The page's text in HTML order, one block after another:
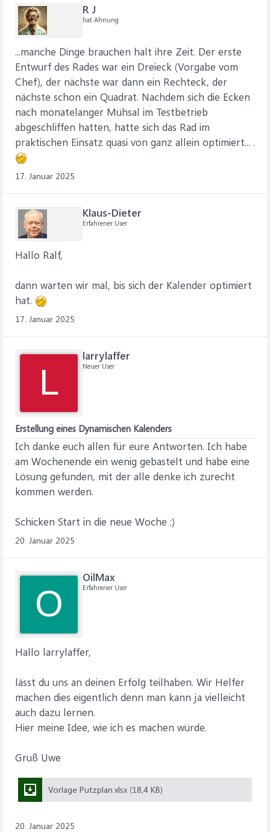
R J
hat Ahnung
...manche Dinge brauchen halt ihre Zeit. Der erste
Entwurf des Rades war ein Dreieck (Vorgabe vom
Chef), der nächste war dann ein Rechteck, der
nächste schon ein Quadrat. Nachdem sich die Ecken
nach monatelanger Mühsal im Testbetrieb
abgeschliffen hatten, hatte sich das Rad im
praktischen Einsatz quasi von ganz allein optimiert... .
17. Januar 2025
Klaus-Dieter
Erfahrener User
Hallo Ralf,
dann warten wir mal, bis sich der Kalender optimiert
hat.
17. Januar 2025
L
larrylaffer
Neuer User
Erstellung eines Dynamischen Kalenders
Ich danke euch allen für eure Antworten. Ich habe
am Wochenende ein wenig gebastelt und habe eine
Lösung gefunden, mit der alle denke ich zurecht
kommen werden.
Schicken Start in die neue Woche :)
20. Januar 2025
O
OilMax
Erfahrener User
Hallo larrylaffer,
lässt du uns an deinen Erfolg teilhaben. Wir Helfer
machen dies eigentlich denn man kann ja vielleicht
auch dazu lernen.
Hier meine Idee, wie ich es machen würde.
Gruß Uwe
Vorlage Putzplan.xlsx (18,4 KB)
20. Januar 2025